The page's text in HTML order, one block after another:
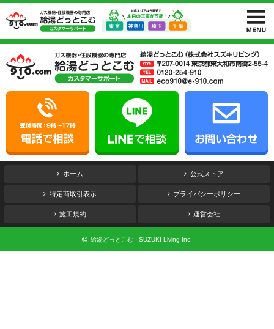
ホーム 公式ストア
特定商取引表示 プライバシーポリシー
施工規約 運営会社
給湯どっとこむ - SUZUKI Living Inc.